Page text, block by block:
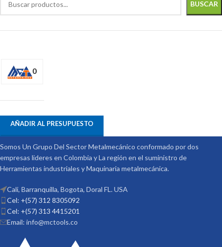
BUSCAR
0
AÑADIR AL PRESUPUESTO
Somos Un Grupo Del Sector Metalmecánico conformado por dos
empresas lideres en Colombia y La región en el suministro de
Herramientas industriales y Maquinaria metalmecánica.
Cali, Barranquilla, Bogota, Doral FL. USA
Cel: +(57) 312 8305092
Cel: +(57) 313 4415201
Email: info@mctools.co